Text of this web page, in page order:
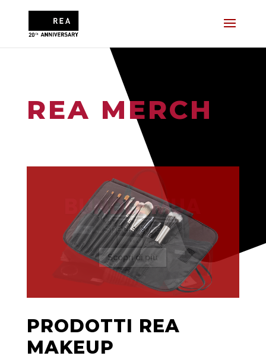
REA MERCH
KIT PENNELLI
Special Price
Scopri di più
PRODOTTI REA
MAKEUP